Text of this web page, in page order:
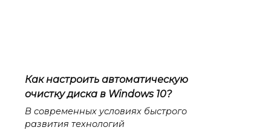
Как настроить автоматическую
очистку диска в Windows 10?
В современных условиях быстрого
развития технологий